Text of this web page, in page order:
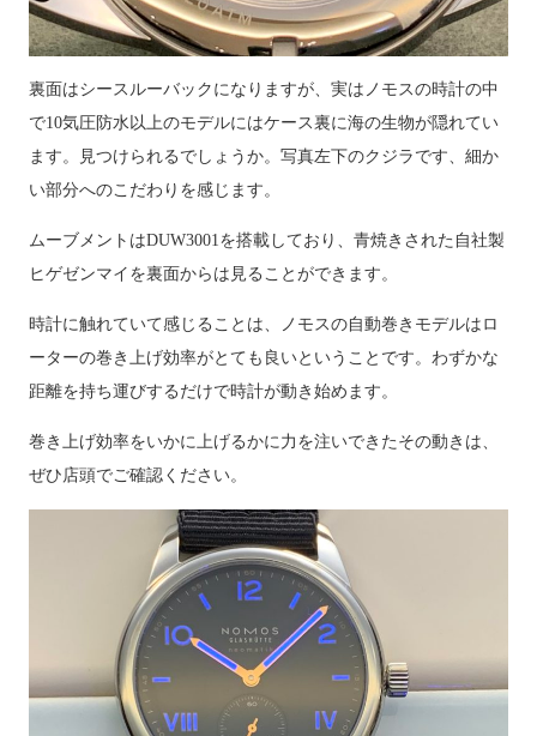
裏面はシースルーバックになりますが、実はノモスの時計の中
で10気圧防水以上のモデルにはケース裏に海の生物が隠れてい
ます。見つけられるでしょうか。写真左下のクジラです、細か
い部分へのこだわりを感じます。
ムーブメントはDUW3001を搭載しており、青焼きされた自社製
ヒゲゼンマイを裏面からは見ることができます。
時計に触れていて感じることは、ノモスの自動巻きモデルはロ
ーターの巻き上げ効率がとても良いということです。わずかな
距離を持ち運びするだけで時計が動き始めます。
巻き上げ効率をいかに上げるかに力を注いできたその動きは、
ぜひ店頭でご確認ください。